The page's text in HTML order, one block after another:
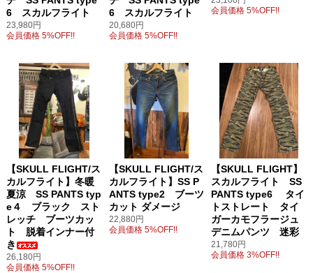
6 スカルフライト
23,980円
会員価格 5%OFF!!
6 スカルフライト
20,680円
会員価格 5%OFF!!
会員価格 5%OFF!!
【SKULL FLIGHT/ス
カルフライト】冬暖
夏涼 SS PANTS typ
e４ ブラック スト
レッチ ブーツカッ
ト 脱着インナー付
き
26,180円
会員価格 5%OFF!!
【SKULL FLIGHT/ス
カルフライト】SS P
ANTS type2 ブーツ
カット ダメージ
22,880円
会員価格 5%OFF!!
【SKULL FLIGHT】
スカルフライト SS
PANTS type6 タイ
トストレート タイ
ガーカモフラージュ
デニムパンツ 迷彩
21,780円
会員価格 3%OFF!!